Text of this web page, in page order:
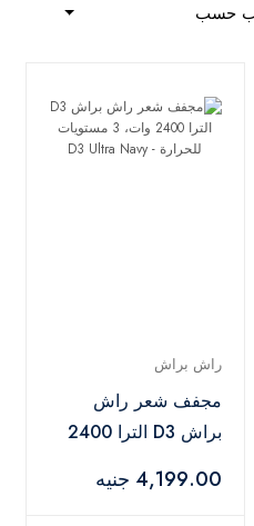
حسب
راش براش
مجفف شعر راش
براش D3 الترا 2400
للحرارة - D3 Ultra
4,199.00 جنيه